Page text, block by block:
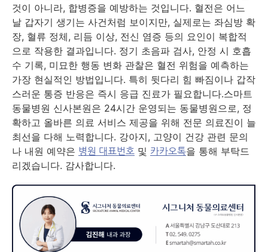
것이 아니라, 합병증을 예방하는 것입니다. 혈전은 어느
날 갑자기 생기는 사건처럼 보이지만, 실제로는 좌심방 확
장, 혈류 정체, 리듬 이상, 전신 염증 등의 요인이 복합적
으로 작용한 결과입니다. 정기 초음파 검사, 안정 시 호흡
수 기록, 미묘한 행동 변화 관찰은 혈전 위험을 예측하는
가장 현실적인 방법입니다. 특히 뒷다리 힘 빠짐이나 갑작
스러운 통증 반응은 즉시 응급 진료가 필요합니다.스마트
동물병원 신사본원은 24시간 운영되는 동물병원으로, 정
확하고 올바른 의료 서비스 제공을 위해 전문 의료진이 늘
최선을 다해 노력합니다. 강아지, 고양이 건강 관련 문의
나 내원 예약은 병원 대표번호 및 카카오톡을 통해 부탁드
리겠습니다. 감사합니다.